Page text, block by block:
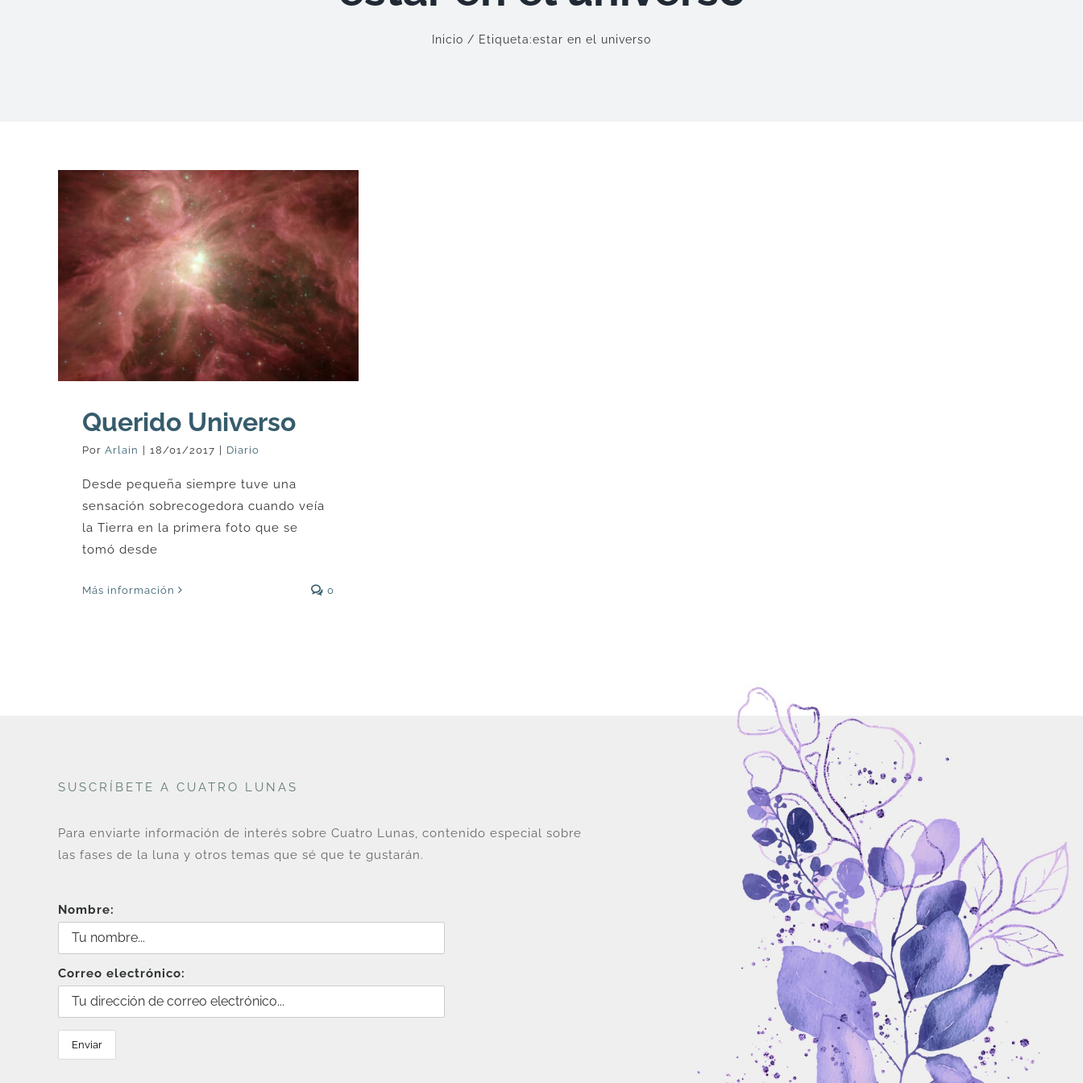
Inicio Etiqueta:estar en el universo
Querido Universo
Por Arlain | 18/01/2017 | Diario
Desde pequeña siempre tuve una
sensación sobrecogedora cuando veía
la Tierra en la primera foto que se
tomó desde
Más información 0
SUSCRÍBETE A CUATRO LUNAS
Para enviarte información de interés sobre Cuatro Lunas, contenido especial sobre
las fases de la luna y otros temas que sé que te gustarán.
Nombre:
Correo electrónico: